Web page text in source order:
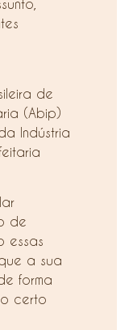
de
(Abip)
Indústria
de
essas
a sua
forma
certo